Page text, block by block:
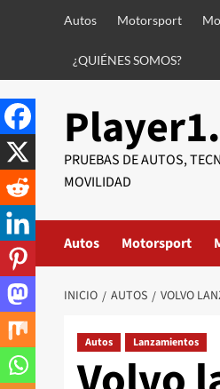
Autos Motorsport
¿QUIÉNES SOMOS?
PRUEBAS DE AUTOS,
MOVILIDAD
Autos Motorsport
INICIO AUTOS VOLVO
Autos Lanzamientos